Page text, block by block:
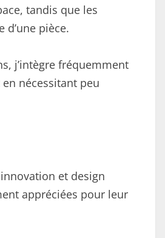
tandis que les
pièce.
j’intègre fréquemment
nécessitant peu
et design
appréciées pour leur